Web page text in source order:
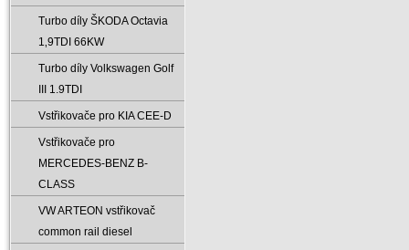
Turbo díly ŠKODA Octavia
1‚9TDI 66KW
Turbo díly Volkswagen Golf
III 1.9TDI
Vstřikovače pro KIA CEE-D
Vstřikovače pro
MERCEDES-BENZ B-
CLASS
VW ARTEON vstřikovač
common rail diesel